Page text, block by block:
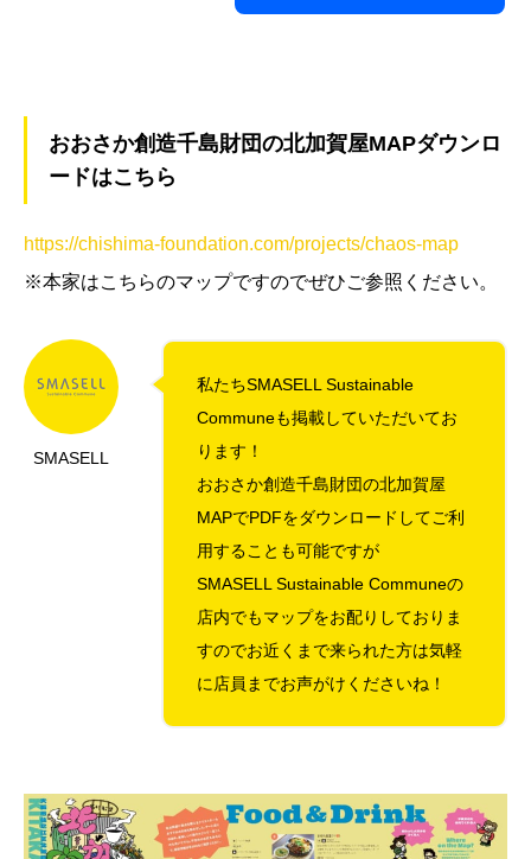
おおさか創造千島財団の北加賀屋MAPダウンロ
ードはこちら
https://chishima-foundation.com/projects/chaos-map
※本家はこちらのマップですのでぜひご参照ください。
SMASELL
私たちSMASELL Sustainable
Communeも掲載していただいてお
ります！
おおさか創造千島財団の北加賀屋
MAPでPDFをダウンロードしてご利
用することも可能ですが
SMASELL Sustainable Communeの
店内でもマップをお配りしておりま
すのでお近くまで来られた方は気軽
に店員までお声がけくださいね！